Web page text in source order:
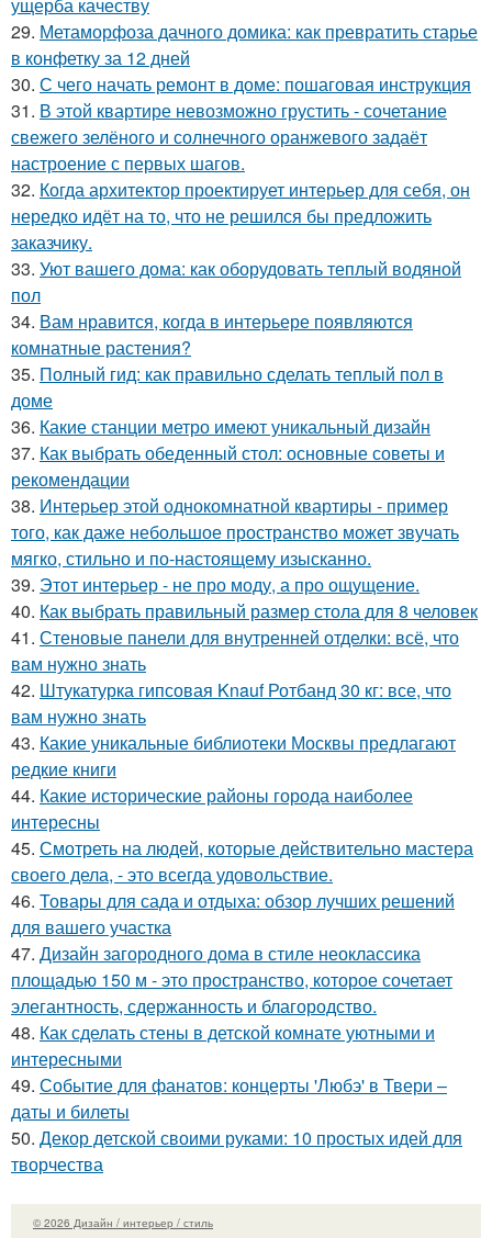
ущерба качеству
29. Метаморфоза дачного домика: как превратить старье
в конфетку за 12 дней
30. С чего начать ремонт в доме: пошаговая инструкция
31. В этой квартире невозможно грустить - сочетание
свежего зелёного и солнечного оранжевого задаёт
настроение с первых шагов.
32. Когда архитектор проектирует интерьер для себя, он
нередко идёт на то, что не решился бы предложить
заказчику.
33. Уют вашего дома: как оборудовать теплый водяной
пол
34. Вам нравится, когда в интерьере появляются
комнатные растения?
35. Полный гид: как правильно сделать теплый пол в
доме
36. Какие станции метро имеют уникальный дизайн
37. Как выбрать обеденный стол: основные советы и
рекомендации
38. Интерьер этой однокомнатной квартиры - пример
того, как даже небольшое пространство может звучать
мягко, стильно и по-настоящему изысканно.
39. Этот интерьер - не про моду, а про ощущение.
40. Как выбрать правильный размер стола для 8 человек
41. Стеновые панели для внутренней отделки: всё, что
вам нужно знать
42. Штукатурка гипсовая Knauf Ротбанд 30 кг: все, что
вам нужно знать
43. Какие уникальные библиотеки Москвы предлагают
редкие книги
44. Какие исторические районы города наиболее
интересны
45. Смотреть на людей, которые действительно мастера
своего дела, - это всегда удовольствие.
46. Товары для сада и отдыха: обзор лучших решений
для вашего участка
47. Дизайн загородного дома в стиле неоклассика
площадью 150 м - это пространство, которое сочетает
элегантность, сдержанность и благородство.
48. Как сделать стены в детской комнате уютными и
интересными
49. Событие для фанатов: концерты 'Любэ' в Твери –
даты и билеты
50. Декор детской своими руками: 10 простых идей для
творчества
© 2026 Дизайн / интерьер / стиль